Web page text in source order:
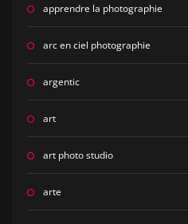
apprendre la photographie
arc en ciel photographie
argentic
art
art photo studio
arte